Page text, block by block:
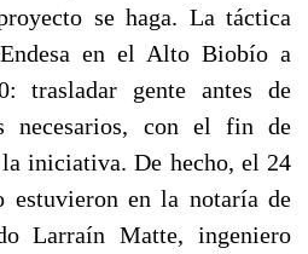
se haga. La táctica
en el Alto Biobío a
trasladar gente antes de
necesarios, con el fin de
iniciativa. De hecho, el 24
estuvieron en la notaría de
Larraín Matte, ingeniero